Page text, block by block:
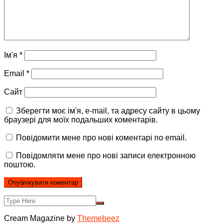
Ім'я *
Email *
Сайт
Зберегти моє ім'я, e-mail, та адресу сайту в цьому
браузері для моїх подальших коментарів.
Повідомити мене про нові коментарі по email.
Повідомляти мене про нові записи електронною
поштою.
Cream Magazine by Themebeez